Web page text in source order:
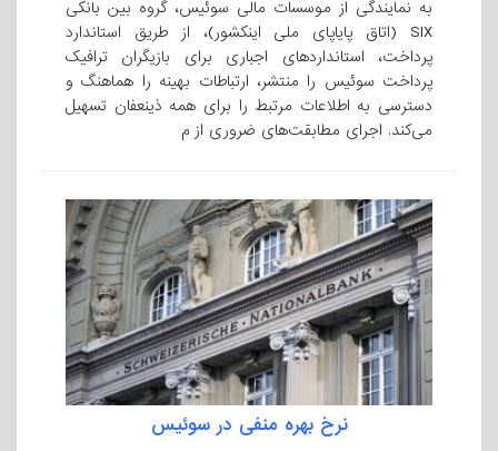
به نمایندگی از موسسات مالی سوئیس، گروه بین بانکی
SIX (اتاق پایاپای ملی اینکشور)، از طریق استاندارد
پرداخت، استانداردهای اجباری برای بازیگران ترافیک
پرداخت سوئیس را منتشر، ارتباطات بهینه را هماهنگ و
دسترسی به اطلاعات مرتبط را برای همه ذینعفان تسهیل
می‌کند. اجرای مطابقت‌های ضروری از م
نرخ بهره منفی در سوئیس